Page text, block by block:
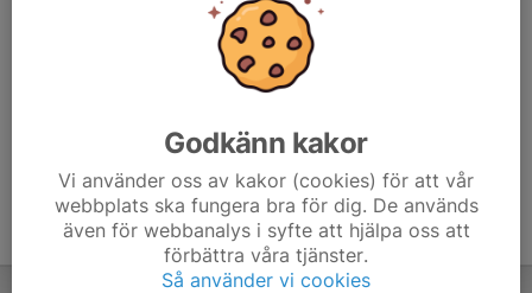
Godkänn kakor
Vi använder oss av kakor (cookies) för att vår
webbplats ska fungera bra för dig. De används
även för webbanalys i syfte att hjälpa oss att
förbättra våra tjänster.
Så använder vi cookies